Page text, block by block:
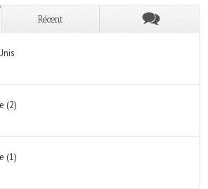
Récent
(2)
(1)